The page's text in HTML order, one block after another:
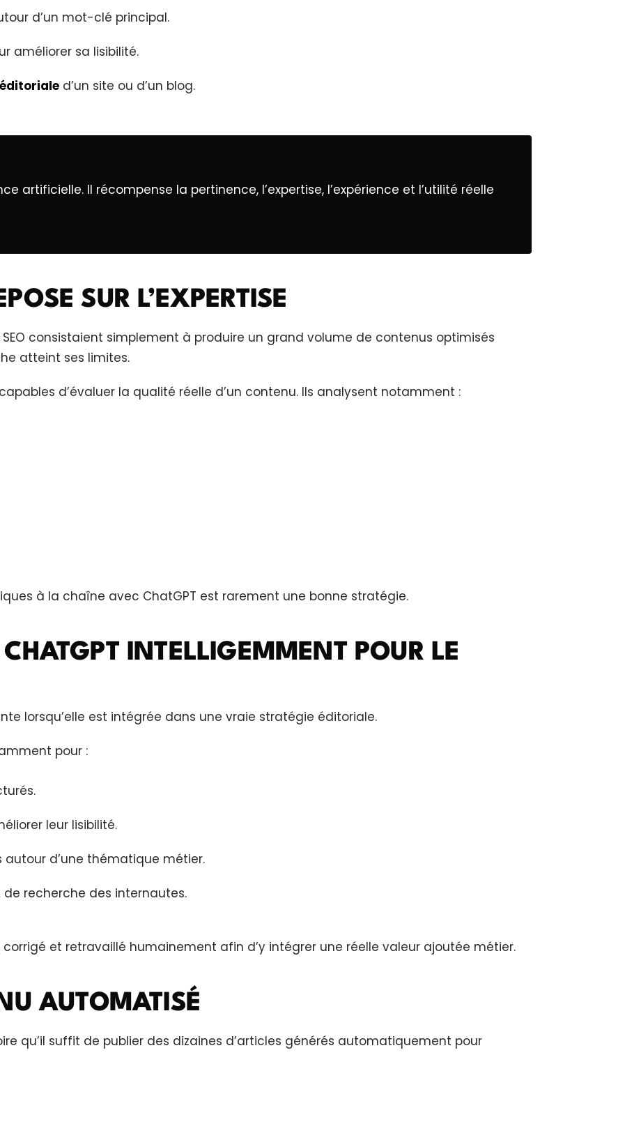
d’un mot-clé principal.
améliorer sa lisibilité.
d’un site ou d’un blog.
artificielle. Il récompense la pertinence, l’expertise, l’expérience et l’utilité réelle
SUR L’EXPERTISE
consistaient simplement à produire un grand volume de contenus optimisés
atteint ses limites.
d’évaluer la qualité réelle d’un contenu. Ils analysent notamment :
à la chaîne avec ChatGPT est rarement une bonne stratégie.
INTELLIGEMMENT POUR LE
lorsqu’elle est intégrée dans une vraie stratégie éditoriale.
pour :
leur lisibilité.
autour d’une thématique métier.
recherche des internautes.
et retravaillé humainement afin d’y intégrer une réelle valeur ajoutée métier.
AUTOMATISÉ
qu’il suffit de publier des dizaines d’articles générés automatiquement pour